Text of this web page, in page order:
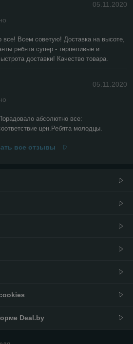
05.11.2020
Всем советую! Доставка на высоте,
ребята супер - терпеливые и
доставки! Качество товара.
05.11.2020
абсолютно все:
цен.Ребята молодцы.
все отзывы
Deal.by